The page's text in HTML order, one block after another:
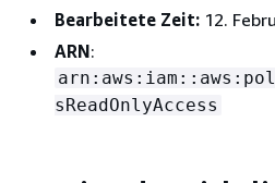
Bearbeitete Zeit: 12.
ARN:
sReadOnlyAccess